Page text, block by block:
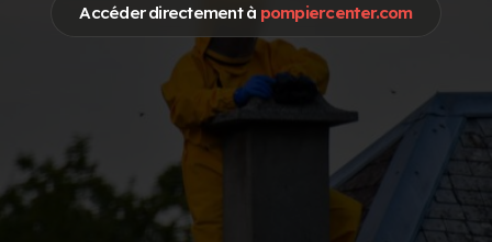
Accéder directement à pompiercenter.com